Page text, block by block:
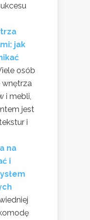
jak
osób
wnętrza
i mebli,
jest
i
na
i